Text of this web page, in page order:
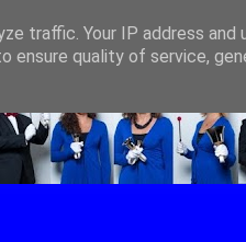
traffic. Your IP address and
ensure quality of service,